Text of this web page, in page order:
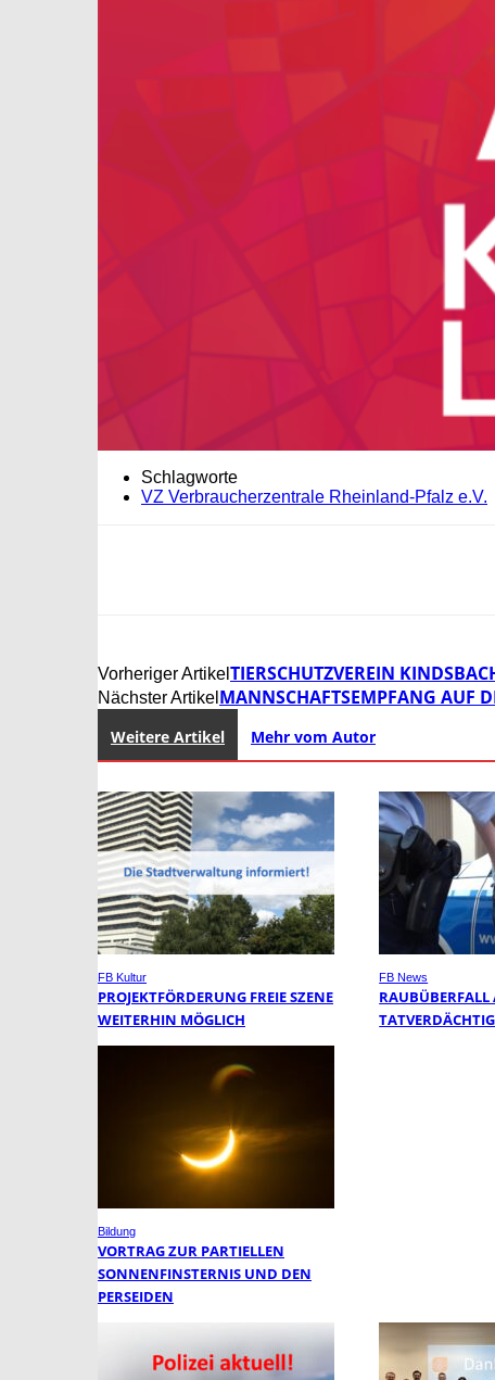
Schlagworte
VZ Verbraucherzentrale Rheinland-Pfalz e.V.
Vorheriger Artikel TIERSCHUTZVEREIN
Nächster Artikel MANNSCHAFTSEMPFANG AUF
Weitere Artikel Mehr vom Autor
FB Kultur
PROJEKTFÖRDERUNG FREIE SZENE
WEITERHIN MÖGLICH
FB News
RAUBÜBERFALL
Bildung
VORTRAG ZUR PARTIELLEN
SONNENFINSTERNIS UND DEN
PERSEIDEN